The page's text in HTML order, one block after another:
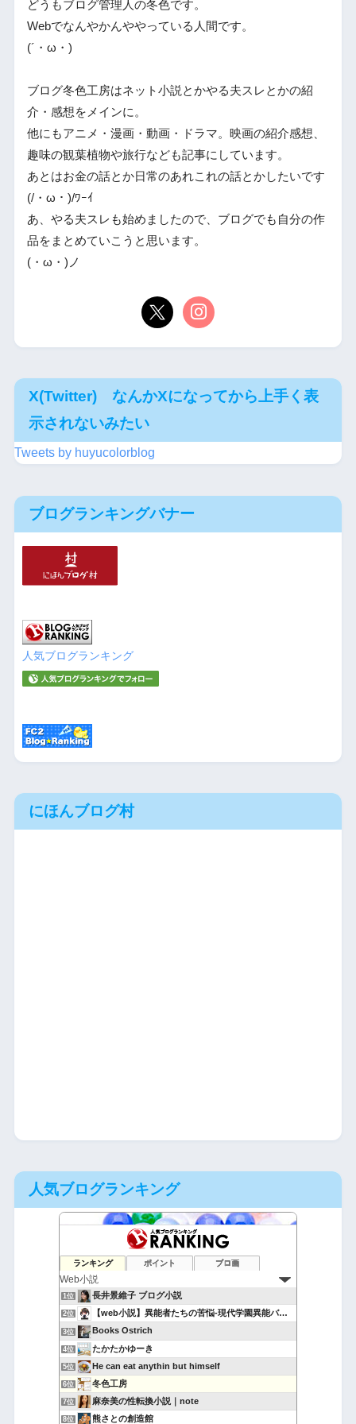
どうもブログ管理人の冬色です。
Webでなんやかんややっている人間です。
(´・ω・)
ブログ冬色工房はネット小説とかやる夫スレとかの紹
介・感想をメインに。
他にもアニメ・漫画・動画・ドラマ。映画の紹介感想、
趣味の観葉植物や旅行なども記事にしています。
あとはお金の話とか日常のあれこれの話とかしたいです
(/・ω・)/ﾜｰｲ
あ、やる夫スレも始めましたので、ブログでも自分の作
品をまとめていこうと思います。
(・ω・)ノ
X(Twitter) なんかXになってから上手く表
示されないみたい
Tweets by huyucolorblog
ブログランキングバナー
人気ブログランキング
にほんブログ村
人気ブログランキング
ランキング ポイント ブロ画
1位 長井景維子 ブログ小説
2位 【web小説】異能者たちの苦悩-現代学園異能バトル-
3位 Books Ostrich
4位 たかたかゆーき
5位 He can eat anythin but himself
6位 冬色工房
7位 麻奈美の性転換小説｜note
8位 熊さとの創造館